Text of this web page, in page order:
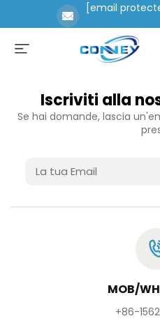
[email
Iscriviti alla
Se hai domande, lascia
MOB/
+86-